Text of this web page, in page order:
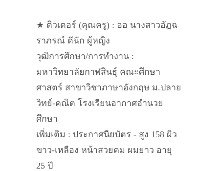
★ ติวเตอร์ (คุณครู) : ออ นางสาวอัฏฉ
ราภรณ์ ดีนัก ผู้หญิง
วุฒิการศึกษา/การทำงาน :
มหาวิทยาลัยกาฬสินธุ์ คณะศึกษา
ศาสตร์ สาขาวิชาภาษาอังกฤษ ม.ปลาย
วิทย์-คณิต โรงเรียนอากาศอำนวย
ศึกษา
เพิ่มเติม : ประกาศนียบัตร - สูง 158 ผิว
ขาว-เหลือง หน้าสวยคม ผมยาว อายุ
25 ปี